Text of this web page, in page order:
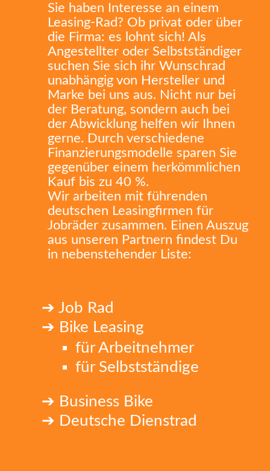
Sie haben Interesse an einem
Leasing-Rad? Ob privat oder über
die Firma: es lohnt sich! Als
Angestellter oder Selbstständiger
suchen Sie sich ihr Wunschrad
unabhängig von Hersteller und
Marke bei uns aus. Nicht nur bei
der Beratung, sondern auch bei
der Abwicklung helfen wir Ihnen
gerne. Durch verschiedene
Finanzierungsmodelle sparen Sie
gegenüber einem herkömmlichen
Kauf bis zu 40 %.
Wir arbeiten mit führenden
deutschen Leasingfirmen für
Jobräder zusammen. Einen Auszug
aus unseren Partnern findest Du
in nebenstehender Liste:
➔ Job Rad
➔ Bike Leasing
für Arbeitnehmer
für Selbstständige
➔ Business Bike
➔ Deutsche Dienstrad